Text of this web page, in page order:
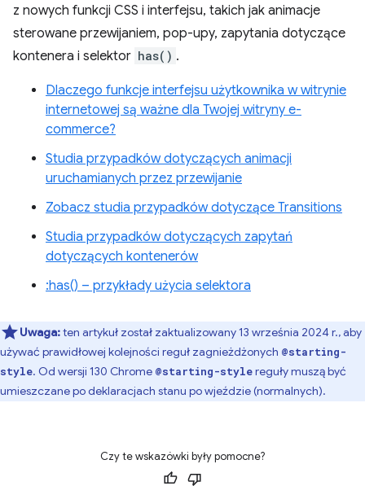
z nowych funkcji CSS i interfejsu, takich jak animacje
sterowane przewijaniem, pop-upy, zapytania dotyczące
kontenera i selektor has() .
Dlaczego funkcje interfejsu użytkownika w witrynie
internetowej są ważne dla Twojej witryny e-
commerce?
Studia przypadków dotyczących animacji
uruchamianych przez przewijanie
Zobacz studia przypadków dotyczące Transitions
Studia przypadków dotyczących zapytań
dotyczących kontenerów
:has() – przykłady użycia selektora
Uwaga:ten artykuł został zaktualizowany 13 września 2024 r., aby
używać prawidłowej kolejności reguł zagnieżdżonych @starting-
style. Od wersji 130 Chrome @starting-stylereguły muszą być
umieszczane po deklaracjach stanu po wjeździe (normalnych).
Czy te wskazówki były pomocne?